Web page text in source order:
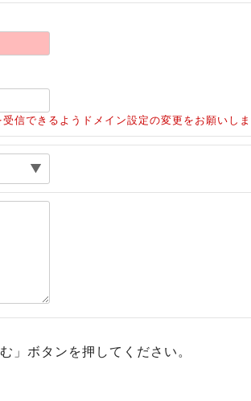
できるようドメイン設定の変更をお願いしま
」ボタンを押してください。